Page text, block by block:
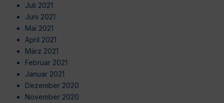
Juli 2021
Juni 2021
Mai 2021
April 2021
März 2021
Februar 2021
Januar 2021
Dezember 2020
November 2020